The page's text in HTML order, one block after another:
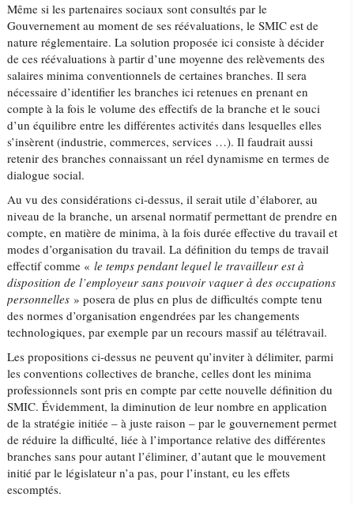
Même si les partenaires sociaux sont consultés par le
Gouvernement au moment de ses réévaluations, le SMIC est de
nature réglementaire. La solution proposée ici consiste à décider
de ces réévaluations à partir d’une moyenne des relèvements des
salaires minima conventionnels de certaines branches. Il sera
nécessaire d’identifier les branches ici retenues en prenant en
compte à la fois le volume des effectifs de la branche et le souci
d’un équilibre entre les différentes activités dans lesquelles elles
s’insèrent (industrie, commerces, services …). Il faudrait aussi
retenir des branches connaissant un réel dynamisme en termes de
dialogue social.
Au vu des considérations ci-dessus, il serait utile d’élaborer, au
niveau de la branche, un arsenal normatif permettant de prendre en
compte, en matière de minima, à la fois durée effective du travail et
modes d’organisation du travail. La définition du temps de travail
effectif comme «le temps pendant lequel le travailleur est à
disposition de l’employeur sans pouvoir vaquer à des occupations
personnelles » posera de plus en plus de difficultés compte tenu
des normes d’organisation engendrées par les changements
technologiques, par exemple par un recours massif au télétravail.
Les propositions ci-dessus ne peuvent qu’inviter à délimiter, parmi
les conventions collectives de branche, celles dont les minima
professionnels sont pris en compte par cette nouvelle définition du
SMIC. Évidemment, la diminution de leur nombre en application
de la stratégie initiée – à juste raison – par le gouvernement permet
de réduire la difficulté, liée à l’importance relative des différentes
branches sans pour autant l’éliminer, d’autant que le mouvement
initié par le législateur n’a pas, pour l’instant, eu les effets
escomptés.